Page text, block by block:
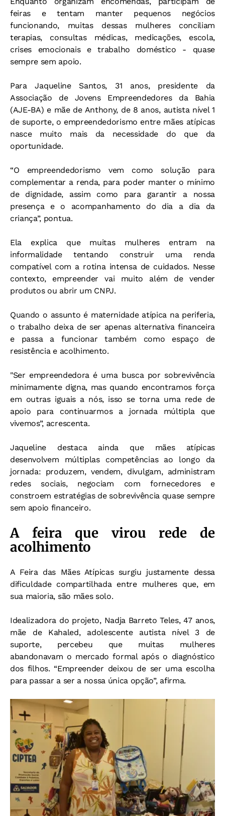
feiras e tentam manter pequenos negócios
funcionando, muitas dessas mulheres conciliam
terapias, consultas médicas, medicações, escola,
crises emocionais e trabalho doméstico - quase
sempre sem apoio.
Para Jaqueline Santos, 31 anos, presidente da
Associação de Jovens Empreendedores da Bahia
(AJE-BA) e mãe de Anthony, de 8 anos, autista nível 1
de suporte, o empreendedorismo entre mães atípicas
nasce muito mais da necessidade do que da
oportunidade.
“O empreendedorismo vem como solução para
complementar a renda, para poder manter o mínimo
de dignidade, assim como para garantir a nossa
presença e o acompanhamento do dia a dia da
criança”, pontua.
Ela explica que muitas mulheres entram na
informalidade tentando construir uma renda
compatível com a rotina intensa de cuidados. Nesse
contexto, empreender vai muito além de vender
produtos ou abrir um CNPJ.
Quando o assunto é maternidade atípica na periferia,
o trabalho deixa de ser apenas alternativa financeira
e passa a funcionar também como espaço de
resistência e acolhimento.
"Ser empreendedora é uma busca por sobrevivência
minimamente digna, mas quando encontramos força
em outras iguais a nós, isso se torna uma rede de
apoio para continuarmos a jornada múltipla que
vivemos”, acrescenta.
Jaqueline destaca ainda que mães atípicas
desenvolvem múltiplas competências ao longo da
jornada: produzem, vendem, divulgam, administram
redes sociais, negociam com fornecedores e
constroem estratégias de sobrevivência quase sempre
sem apoio financeiro.
A feira que virou rede de
acolhimento
A Feira das Mães Atípicas surgiu justamente dessa
dificuldade compartilhada entre mulheres que, em
sua maioria, são mães solo.
Idealizadora do projeto, Nadja Barreto Teles, 47 anos,
mãe de Kahaled, adolescente autista nível 3 de
suporte, percebeu que muitas mulheres
abandonavam o mercado formal após o diagnóstico
dos filhos.“Empreender deixou de ser uma escolha
para passar a ser a nossa única opção”, afirma.